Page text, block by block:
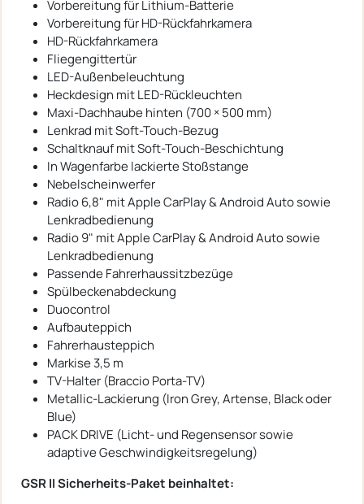
Vorbereitung für Lithium-Batterie
Vorbereitung für HD-Rückfahrkamera
HD-Rückfahrkamera
Fliegengittertür
LED-Außenbeleuchtung
Heckdesign mit LED-Rückleuchten
Maxi-Dachhaube hinten (700 × 500 mm)
Lenkrad mit Soft-Touch-Bezug
Schaltknauf mit Soft-Touch-Beschichtung
In Wagenfarbe lackierte Stoßstange
Nebelscheinwerfer
Radio 6,8" mit Apple CarPlay & Android Auto sowie
Lenkradbedienung
Radio 9" mit Apple CarPlay & Android Auto sowie
Lenkradbedienung
Passende Fahrerhaussitzbezüge
Spülbeckenabdeckung
Duocontrol
Aufbauteppich
Fahrerhausteppich
Markise 3,5 m
TV-Halter (Braccio Porta-TV)
Metallic-Lackierung (Iron Grey, Artense, Black oder
Blue)
PACK DRIVE (Licht- und Regensensor sowie
adaptive Geschwindigkeitsregelung)
GSR II Sicherheits-Paket beinhaltet: